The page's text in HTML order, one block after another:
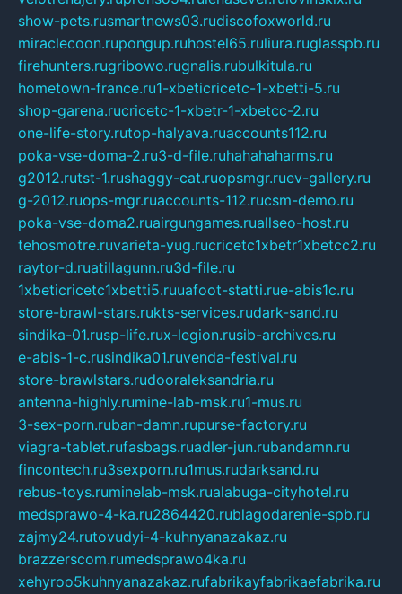
show-pets.rusmartnews03.rudiscofoxworld.ru
miraclecoon.rupongup.ruhostel65.ruliura.ruglasspb.ru
firehunters.rugribowo.rugnalis.rubulkitula.ru
hometown-france.ru1-xbeticricetc-1-xbetti-5.ru
shop-garena.rucricetc-1-xbetr-1-xbetcc-2.ru
one-life-story.rutop-halyava.ruaccounts112.ru
poka-vse-doma-2.ru3-d-file.ruhahahaharms.ru
g2012.rutst-1.rushaggy-cat.ruopsmgr.ruev-gallery.ru
g-2012.ruops-mgr.ruaccounts-112.rucsm-demo.ru
poka-vse-doma2.ruairgungames.ruallseo-host.ru
tehosmotre.ruvarieta-yug.rucricetc1xbetr1xbetcc2.ru
raytor-d.ruatillagunn.ru3d-file.ru
1xbeticricetc1xbetti5.ruuafoot-statti.rue-abis1c.ru
store-brawl-stars.rukts-services.rudark-sand.ru
sindika-01.rusp-life.rux-legion.rusib-archives.ru
e-abis-1-c.rusindika01.ruvenda-festival.ru
store-brawlstars.rudooraleksandria.ru
antenna-highly.rumine-lab-msk.ru1-mus.ru
3-sex-porn.ruban-damn.rupurse-factory.ru
viagra-tablet.rufasbags.ruadler-jun.rubandamn.ru
fincontech.ru3sexporn.ru1mus.rudarksand.ru
rebus-toys.ruminelab-msk.rualabuga-cityhotel.ru
medsprawo-4-ka.ru2864420.rublagodarenie-spb.ru
zajmy24.rutovudyi-4-kuhnyanazakaz.ru
brazzerscom.rumedsprawo4ka.ru
xehyroo5kuhnyanazakaz.rufabrikayfabrikaefabrika.ru